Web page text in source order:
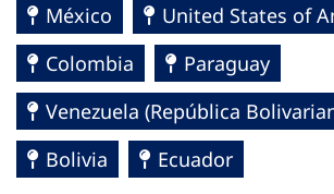
México
United States of
Colombia
Paraguay
Venezuela (República
Bolivia
Ecuador